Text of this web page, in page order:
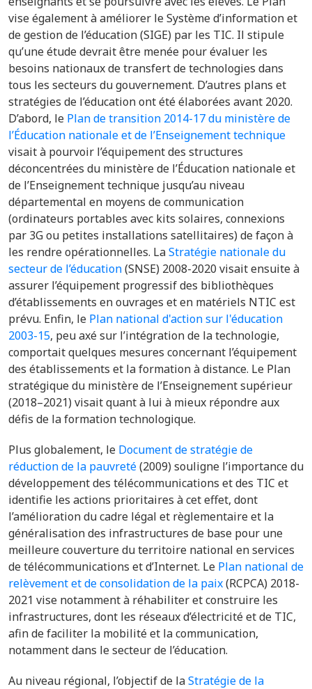
vise également à améliorer le Système d’information et
de gestion de l’éducation (SIGE) par les TIC. Il stipule
qu’une étude devrait être menée pour évaluer les
besoins nationaux de transfert de technologies dans
tous les secteurs du gouvernement. D’autres plans et
stratégies de l’éducation ont été élaborées avant 2020.
D’abord, le Plan de transition 2014-17 du ministère de
l’Éducation nationale et de l’Enseignement technique
visait à pourvoir l’équipement des structures
déconcentrées du ministère de l’Éducation nationale et
de l’Enseignement technique jusqu’au niveau
départemental en moyens de communication
(ordinateurs portables avec kits solaires, connexions
par 3G ou petites installations satellitaires) de façon à
les rendre opérationnelles. LaStratégie nationale du
secteur de l’éducation(SNSE) 2008-2020 visait ensuite à
assurer l’équipement progressif des bibliothèques
d’établissements en ouvrages et en matériels NTIC est
prévu. Enfin, le Plan national d'action sur l'éducation
2003-15, peu axé sur l’intégration de la technologie,
comportait quelques mesures concernant l’équipement
des établissements et la formation à distance. Le Plan
stratégique du ministère de l’Enseignement supérieur
(2018–2021) visait quant à lui à mieux répondre aux
défis de la formation technologique.
Plus globalement, le Document de stratégie de
réduction de la pauvreté(2009) souligne l’importance du
développement des télécommunications et des TIC et
identifie les actions prioritaires à cet effet, dont
l’amélioration du cadre légal et règlementaire et la
généralisation des infrastructures de base pour une
meilleure couverture du territoire national en services
de télécommunications et d’Internet. Le Plan national de
relèvement et de consolidation de la paix(RCPCA) 2018-
2021 vise notamment à réhabiliter et construire les
infrastructures, dont les réseaux d’électricité et de TIC,
afin de faciliter la mobilité et la communication,
notamment dans le secteur de l’éducation.
Au niveau régional, l’objectif de laStratégie de la